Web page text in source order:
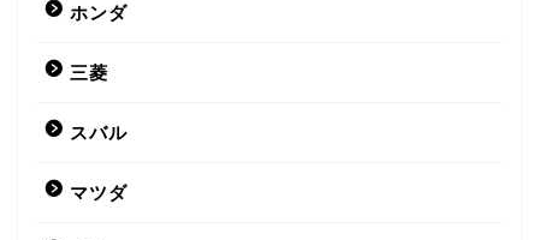
ホンダ
三菱
スバル
マツダ